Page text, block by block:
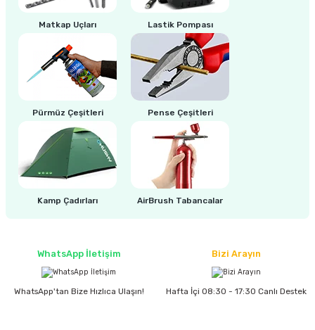
Matkap Uçları Lastik Pompası
Pürmüz Çeşitleri Pense Çeşitleri
Kamp Çadırları AirBrush Tabancalar
WhatsApp İletişim
WhatsApp'tan Bize Hızlıca Ulaşın!
Bizi Arayın
Hafta İçi 08:30 - 17:30 Canlı Destek